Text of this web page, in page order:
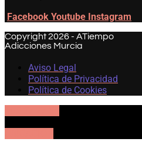
Facebook Youtube Instagram
Copyright 2026 - ATiempo
Adicciones Murcia
Aviso Legal
Política de Privacidad
Política de Cookies